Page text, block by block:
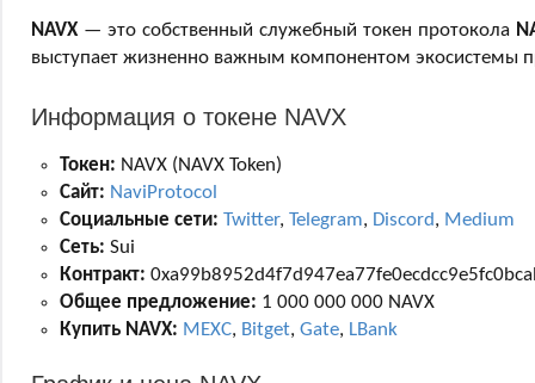
NAVX — это собственный служебный токен протокола
выступает жизненно важным компонентом экосистемы
Информация о токене NAVX
Токен: NAVX (NAVX Token)
Сайт: NaviProtocol
Социальные сети: Twitter, Telegram, Discord, Medium
Сеть: Sui
Контракт:
Общее предложение: 1 000 000 000 NAVX
Купить NAVX: MEXC, Bitget, Gate, LBank